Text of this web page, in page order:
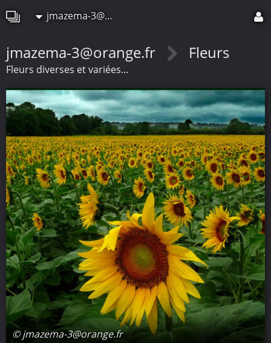
jmazema-3@orange.fr
jmazema-3@orange.fr Fleurs
Fleurs diverses et variées...
© jmazema-3@orange.fr